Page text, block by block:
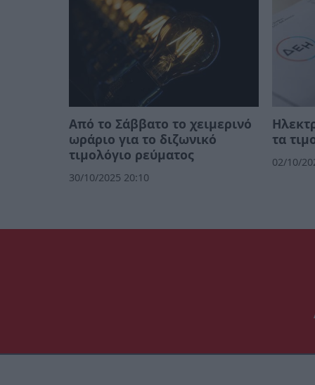
Από το Σάββατο το χειμερινό
ωράριο για το διζωνικό
τιμολόγιο ρεύματος
30/10/2025 20:10
τα
02/10/